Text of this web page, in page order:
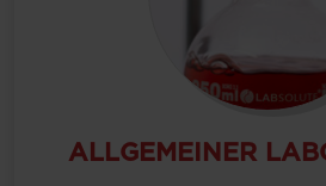
ALLGEMEINER